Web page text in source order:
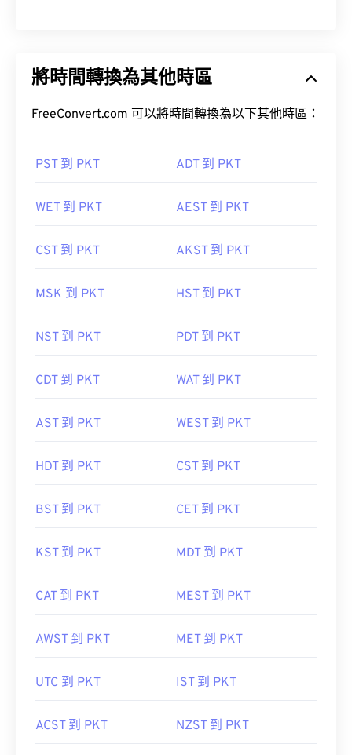
將時間轉換為其他時區
FreeConvert.com 可以將時間轉換為以下其他時區：
PST 到 PKT ADT 到 PKT
WET 到 PKT AEST 到 PKT
CST 到 PKT AKST 到 PKT
MSK 到 PKT HST 到 PKT
NST 到 PKT PDT 到 PKT
CDT 到 PKT WAT 到 PKT
AST 到 PKT WEST 到 PKT
HDT 到 PKT CST 到 PKT
BST 到 PKT CET 到 PKT
KST 到 PKT MDT 到 PKT
CAT 到 PKT MEST 到 PKT
AWST 到 PKT MET 到 PKT
UTC 到 PKT IST 到 PKT
ACST 到 PKT NZST 到 PKT